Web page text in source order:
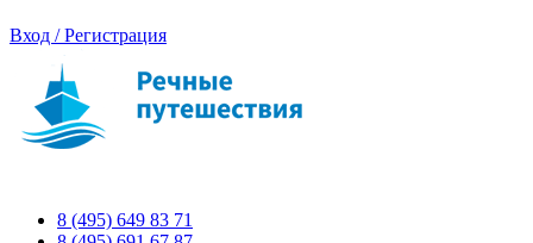
Вход / Регистрация
8 (495) 649 83 71